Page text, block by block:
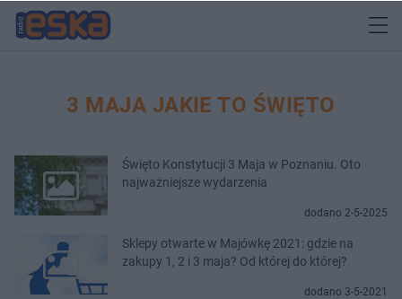
3 MAJA JAKIE TO ŚWIĘTO
Święto Konstytucji 3 Maja w Poznaniu. Oto
najważniejsze wydarzenia
dodano 2-5-2025
Sklepy otwarte w Majówkę 2021: gdzie na
zakupy 1, 2 i 3 maja? Od której do której?
dodano 3-5-2021